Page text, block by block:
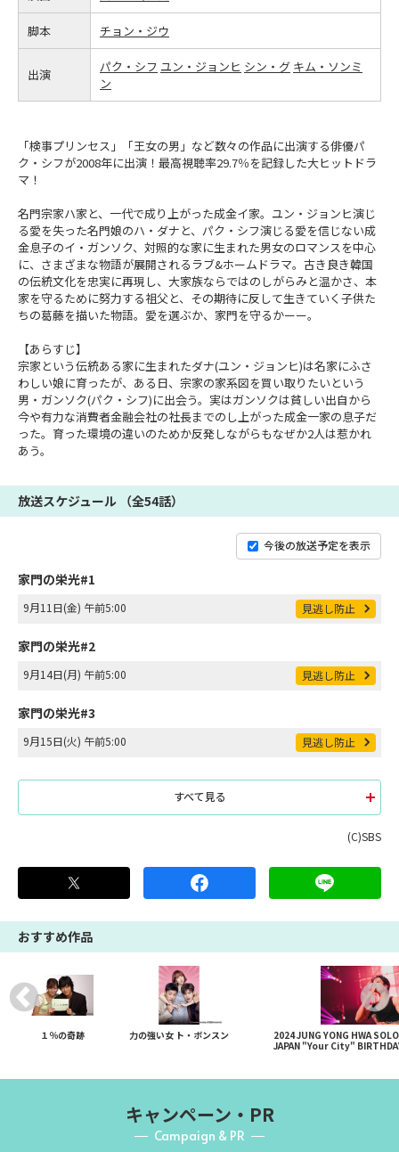
脚本 チョン・ジウ
出演 パク・シフ ユン・ジョンヒ シン・グ キム・ソンミ
ン
「検事プリンセス」「王女の男」など数々の作品に出演する俳優パ
ク・シフが2008年に出演！最高視聴率29.7％を記録した大ヒットドラ
マ！
名門宗家ハ家と、一代で成り上がった成金イ家。ユン・ジョンヒ演じ
る愛を失った名門娘のハ・ダナと、パク・シフ演じる愛を信じない成
金息子のイ・ガンソク、対照的な家に生まれた男女のロマンスを中心
に、さまざまな物語が展開されるラブ&ホームドラマ。古き良き韓国
の伝統文化を忠実に再現し、大家族ならではのしがらみと温かさ、本
家を守るために努力する祖父と、その期待に反して生きていく子供た
ちの葛藤を描いた物語。愛を選ぶか、家門を守るかーー。
【あらすじ】
宗家という伝統ある家に生まれたダナ(ユン・ジョンヒ)は名家にふさ
わしい娘に育ったが、ある日、宗家の家系図を買い取りたいという
男・ガンソク(パク・シフ)に出会う。実はガンソクは貧しい出自から
今や有力な消費者金融会社の社長までのし上がった成金一家の息子だ
った。育った環境の違いのためか反発しながらもなぜか2人は惹かれ
あう。
放送スケジュール （全54話）
今後の放送予定を表示
家門の栄光#1
9月11日(金) 午前5:00 見逃し防止
家門の栄光#2
9月14日(月) 午前5:00 見逃し防止
家門の栄光#3
9月15日(火) 午前5:00 見逃し防止
すべて見る
(C)SBS
おすすめ作品
１％の奇跡 力の強い女 ト・ボンスン
2024 JUNG YONG HWA
JAPAN "Your City"
キャンペーン・PR
Campaign & PR